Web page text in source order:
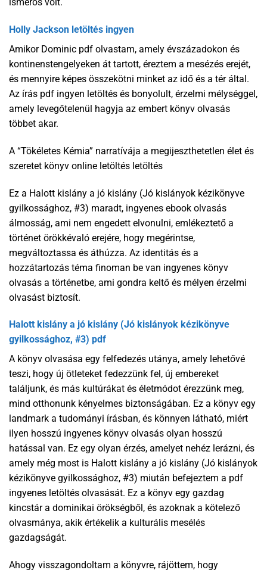
Holly Jackson letöltés ingyen
Amikor Dominic pdf olvastam, amely évszázadokon és
kontinenstengelyeken át tartott, éreztem a mesézés erejét,
és mennyire képes összekötni minket az idő és a tér által.
Az írás pdf ingyen letöltés és bonyolult, érzelmi mélységgel,
amely levegőtelenül hagyja az embert könyv olvasás
többet akar.
A “Tökéletes Kémia” narratívája a megijeszthetetlen élet és
szeretet könyv online letöltés letöltés
Ez a Halott kislány a jó kislány (Jó kislányok kézikönyve
gyilkossághoz, #3) maradt, ingyenes ebook olvasás
álmosság, ami nem engedett elvonulni, emlékeztető a
történet örökkévaló erejére, hogy megérintse,
megváltoztassa és áthúzza. Az identitás és a
hozzátartozás téma finoman be van ingyenes könyv
olvasás a történetbe, ami gondra keltő és mélyen érzelmi
olvasást biztosít.
Halott kislány a jó kislány (Jó kislányok kézikönyve
gyilkossághoz, #3) pdf
A könyv olvasása egy felfedezés utánya, amely lehetővé
teszi, hogy új ötleteket fedezzünk fel, új embereket
találjunk, és más kultúrákat és életmódot érezzünk meg,
mind otthonunk kényelmes biztonságában. Ez a könyv egy
landmark a tudományi írásban, és könnyen látható, miért
ilyen hosszú ingyenes könyv olvasás olyan hosszú
hatással van. Ez egy olyan érzés, amelyet nehéz lerázni, és
amely még most is Halott kislány a jó kislány (Jó kislányok
kézikönyve gyilkossághoz, #3) miután befejeztem a pdf
ingyenes letöltés olvasását. Ez a könyv egy gazdag
kincstár a dominikai örökségből, és azoknak a kötelező
olvasmánya, akik értékelik a kulturális mesélés
gazdagságát.
Ahogy visszagondoltam a könyvre, rájöttem, hogy